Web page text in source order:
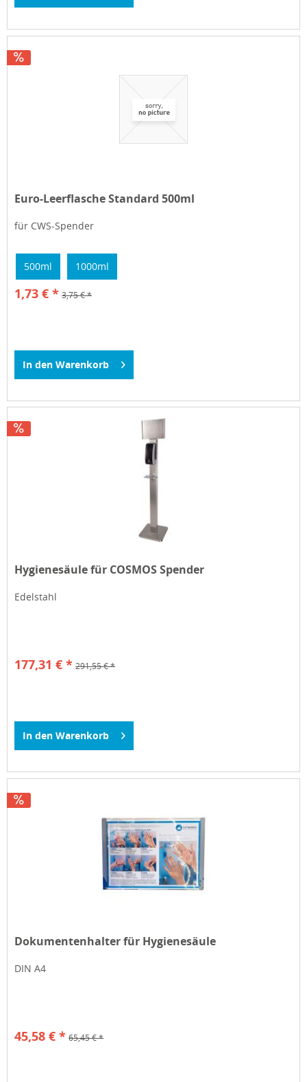
Euro-Leerflasche Standard 500ml
für CWS-Spender
500ml 1000ml
1,73 € * 3,75 € *
In den Warenkorb
Hygienesäule für COSMOS Spender
Edelstahl
177,31 € * 291,55 € *
In den Warenkorb
Dokumentenhalter für Hygienesäule
DIN A4
45,58 € * 65,45 € *